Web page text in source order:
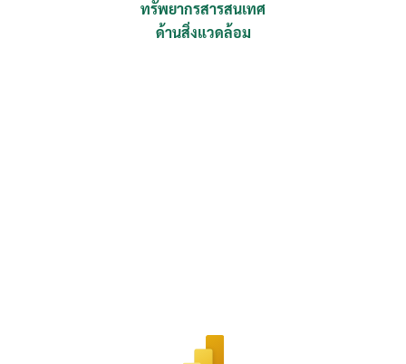
ทรัพยากรสารสนเทศ
ด้านสิ่งแวดล้อม